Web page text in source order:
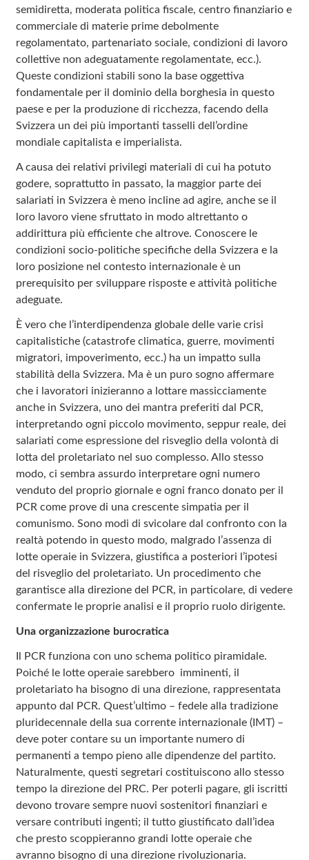
semidiretta, moderata politica fiscale, centro finanziario e
commerciale di materie prime debolmente
regolamentato, partenariato sociale, condizioni di lavoro
collettive non adeguatamente regolamentate, ecc.).
Queste condizioni stabili sono la base oggettiva
fondamentale per il dominio della borghesia in questo
paese e per la produzione di ricchezza, facendo della
Svizzera un dei più importanti tasselli dell’ordine
mondiale capitalista e imperialista.
A causa dei relativi privilegi materiali di cui ha potuto
godere, soprattutto in passato, la maggior parte dei
salariati in Svizzera è meno incline ad agire, anche se il
loro lavoro viene sfruttato in modo altrettanto o
addirittura più efficiente che altrove. Conoscere le
condizioni socio-politiche specifiche della Svizzera e la
loro posizione nel contesto internazionale è un
prerequisito per sviluppare risposte e attività politiche
adeguate.
È vero che l’interdipendenza globale delle varie crisi
capitalistiche (catastrofe climatica, guerre, movimenti
migratori, impoverimento, ecc.) ha un impatto sulla
stabilità della Svizzera. Ma è un puro sogno affermare
che i lavoratori inizieranno a lottare massicciamente
anche in Svizzera, uno dei mantra preferiti dal PCR,
interpretando ogni piccolo movimento, seppur reale, dei
salariati come espressione del risveglio della volontà di
lotta del proletariato nel suo complesso. Allo stesso
modo, ci sembra assurdo interpretare ogni numero
venduto del proprio giornale e ogni franco donato per il
PCR come prove di una crescente simpatia per il
comunismo. Sono modi di svicolare dal confronto con la
realtà potendo in questo modo, malgrado l’assenza di
lotte operaie in Svizzera, giustifica a posteriori l’ipotesi
del risveglio del proletariato. Un procedimento che
garantisce alla direzione del PCR, in particolare, di vedere
confermate le proprie analisi e il proprio ruolo dirigente.
Una organizzazione burocratica
Il PCR funziona con uno schema politico piramidale.
Poiché le lotte operaie sarebbero imminenti, il
proletariato ha bisogno di una direzione, rappresentata
appunto dal PCR. Quest’ultimo – fedele alla tradizione
pluridecennale della sua corrente internazionale (IMT) –
deve poter contare su un importante numero di
permanenti a tempo pieno alle dipendenze del partito.
Naturalmente, questi segretari costituiscono allo stesso
tempo la direzione del PRC. Per poterli pagare, gli iscritti
devono trovare sempre nuovi sostenitori finanziari e
versare contributi ingenti; il tutto giustificato dall’idea
che presto scoppieranno grandi lotte operaie che
avranno bisogno di una direzione rivoluzionaria.